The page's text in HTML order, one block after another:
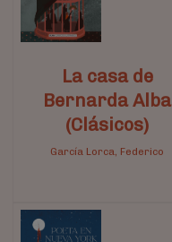
La casa de
Bernarda Alba
(Clásicos)
García Lorca, Federico